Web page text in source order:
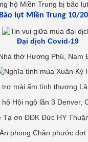
Bão lụt Miền Trung 10/
Đại dịch Covid-19